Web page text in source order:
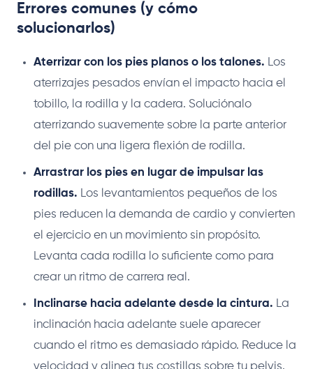
Errores comunes (y cómo
solucionarlos)
Aterrizar con los pies planos o los talones. Los
aterrizajes pesados envían el impacto hacia el
tobillo, la rodilla y la cadera. Soluciónalo
aterrizando suavemente sobre la parte anterior
del pie con una ligera flexión de rodilla.
Arrastrar los pies en lugar de impulsar las
rodillas. Los levantamientos pequeños de los
pies reducen la demanda de cardio y convierten
el ejercicio en un movimiento sin propósito.
Levanta cada rodilla lo suficiente como para
crear un ritmo de carrera real.
Inclinarse hacia adelante desde la cintura. La
inclinación hacia adelante suele aparecer
cuando el ritmo es demasiado rápido. Reduce la
velocidad y alinea tus costillas sobre tu pelvis.